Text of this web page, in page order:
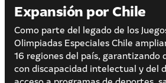
Expansión por Chile
Como parte del legado de los
Olimpiadas Especiales Chile
16 regiones del país, garantizando
con discapacidad intelectual y del